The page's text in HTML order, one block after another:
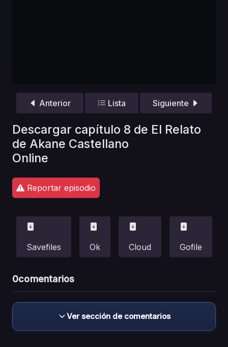
Anterior Lista Siguiente
Descargar capítulo 8 de El Relato
de Akane Castellano
Online
Reportar episodio
Savefiles Ok Cloud Gofile
0comentarios
Ver sección de comentarios